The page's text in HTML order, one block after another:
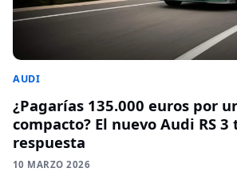
AUDI
¿Pagarías 135.000 euros por
compacto? El nuevo Audi RS
respuesta
10 MARZO 2026